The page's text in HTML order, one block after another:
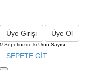
Üye Girişi Üye Ol
0 Sepetinizde ki Ürün Sayısı
SEPETE GİT